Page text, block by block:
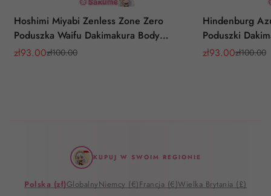
Hoshimi Miyabi Zenless Zone Zero
Poduszka Waifu Dakimakura Body
Pillow
Cena
zł93.00
Cena
zł100.00
Hindenburg
Poduszki
Cena
zł93.00
Cena
zł100.00
KUPUJ W SWOIM REGIONIE
Polska (zł)GlobalnyNiemcy (€)Francja (€)Wielka Brytania (£)